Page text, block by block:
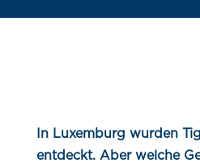
In Luxemburg wurden
entdeckt. Aber welche